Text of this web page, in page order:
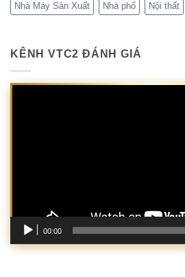
Nhà Máy Sản Xuất Nhà phố Nội thất
KÊNH VTC2 ĐÁNH GIÁ
Trình
00:00